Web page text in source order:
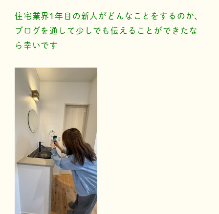
住宅業界1年目の新人がどんなことをするのか、
ブログを通して少しでも伝えることができたな
ら幸いです